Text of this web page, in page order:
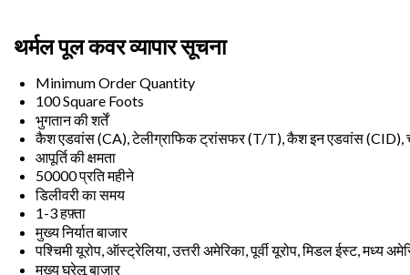
थर्मल पूल कवर व्यापार सूचना
Minimum Order Quantity
100 Square Foots
भुगतान की शर्तें
कैश एडवांस (CA), टेलीग्राफिक ट्रांसफर (T/T), कैश इन एडवांस
आपूर्ति की क्षमता
50000 प्रति महीने
डिलीवरी का समय
1-3 हफ़्ता
मुख्य निर्यात बाजार
पश्चिमी यूरोप, ऑस्ट्रेलिया, उत्तरी अमेरिका, पूर्वी यूरोप, मिडल ईस्ट, मध्य
मुख्य घरेलू बाज़ार